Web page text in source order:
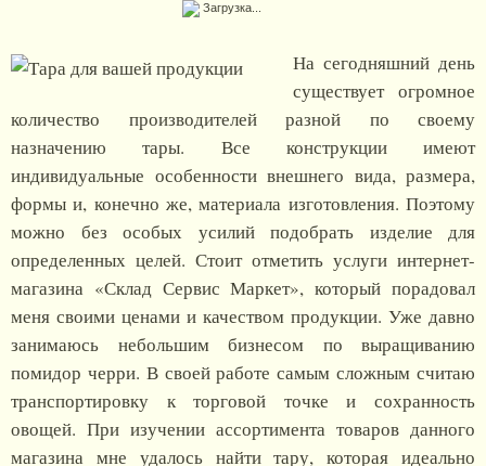
Загрузка...
На сегодняшний день
существует огромное
количество производителей разной по своему
назначению тары. Все конструкции имеют
индивидуальные особенности внешнего вида, размера,
формы и, конечно же, материала изготовления. Поэтому
можно без особых усилий подобрать изделие для
определенных целей. Стоит отметить услуги интернет-
магазина «Склад Сервис Маркет», который порадовал
меня своими ценами и качеством продукции. Уже давно
занимаюсь небольшим бизнесом по выращиванию
помидор черри. В своей работе самым сложным считаю
транспортировку к торговой точке и сохранность
овощей. При изучении ассортимента товаров данного
магазина мне удалось найти тару, которая идеально